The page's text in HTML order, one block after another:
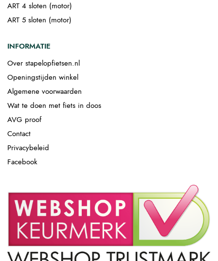
ART 4 sloten (motor)
ART 5 sloten (motor)
INFORMATIE
Over stapelopfietsen.nl
Openingstijden winkel
Algemene voorwaarden
Wat te doen met fiets in doos
AVG proof
Contact
Privacybeleid
Facebook